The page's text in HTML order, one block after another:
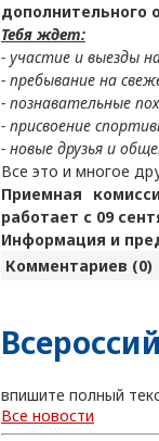
дополнительного
Тебя ждет:
- участие и выезды
- пребывание на
- познавательные
- присвоение
- новые друзья и
Все это и многое
Приемная
работает с 09
Информация и
Комментариев (0)
впишите полный
Все новости